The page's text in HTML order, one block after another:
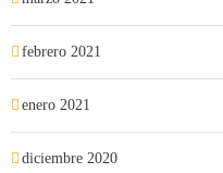
febrero 2021
enero 2021
diciembre 2020